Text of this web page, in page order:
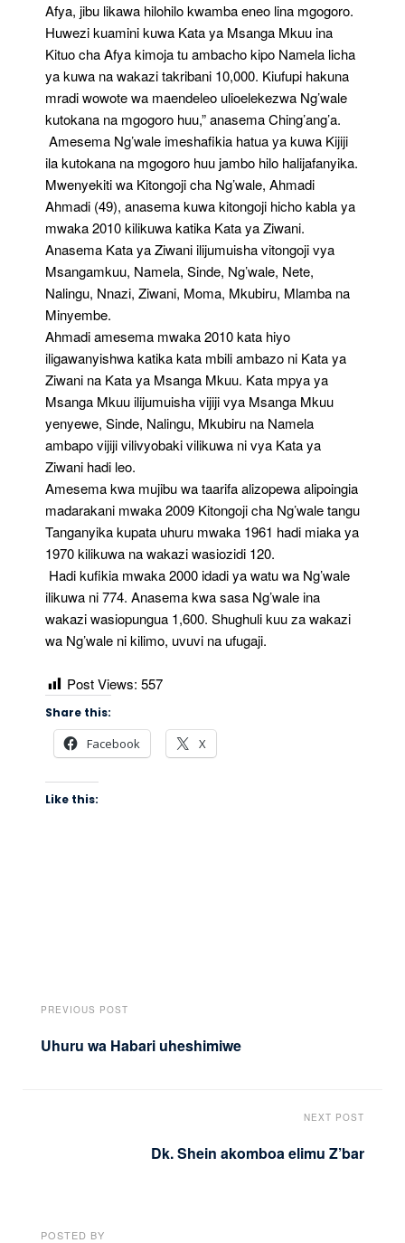
Afya, jibu likawa hilohilo kwamba eneo lina mgogoro.
Huwezi kuamini kuwa Kata ya Msanga Mkuu ina
Kituo cha Afya kimoja tu ambacho kipo Namela licha
ya kuwa na wakazi takribani 10,000. Kiufupi hakuna
mradi wowote wa maendeleo ulioelekezwa Ng’wale
kutokana na mgogoro huu,” anasema Ching’ang’a.
Amesema Ng’wale imeshafikia hatua ya kuwa Kijiji
ila kutokana na mgogoro huu jambo hilo halijafanyika.
Mwenyekiti wa Kitongoji cha Ng’wale, Ahmadi
Ahmadi (49), anasema kuwa kitongoji hicho kabla ya
mwaka 2010 kilikuwa katika Kata ya Ziwani.
Anasema Kata ya Ziwani ilijumuisha vitongoji vya
Msangamkuu, Namela, Sinde, Ng’wale, Nete,
Nalingu, Nnazi, Ziwani, Moma, Mkubiru, Mlamba na
Minyembe.
Ahmadi amesema mwaka 2010 kata hiyo
iligawanyishwa katika kata mbili ambazo ni Kata ya
Ziwani na Kata ya Msanga Mkuu. Kata mpya ya
Msanga Mkuu ilijumuisha vijiji vya Msanga Mkuu
yenyewe, Sinde, Nalingu, Mkubiru na Namela
ambapo vijiji vilivyobaki vilikuwa ni vya Kata ya
Ziwani hadi leo.
Amesema kwa mujibu wa taarifa alizopewa alipoingia
madarakani mwaka 2009 Kitongoji cha Ng’wale tangu
Tanganyika kupata uhuru mwaka 1961 hadi miaka ya
1970 kilikuwa na wakazi wasiozidi 120.
Hadi kufikia mwaka 2000 idadi ya watu wa Ng’wale
ilikuwa ni 774. Anasema kwa sasa Ng’wale ina
wakazi wasiopungua 1,600. Shughuli kuu za wakazi
wa Ng’wale ni kilimo, uvuvi na ufugaji.
Post Views: 557
Share this:
Facebook X
Like this:
PREVIOUS POST
Uhuru wa Habari uheshimiwe
NEXT POST
Dk. Shein akomboa elimu Z’bar
POSTED BY